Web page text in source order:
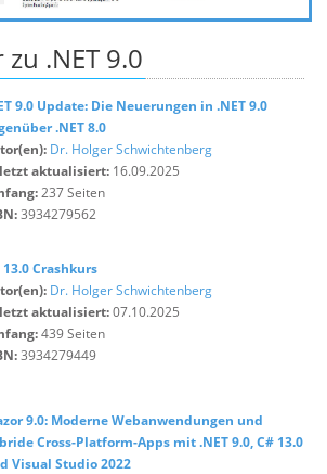
.NET 9.0
9.0 Update: Die Neuerungen in .NET 9.0
.NET 8.0
Dr. Holger Schwichtenberg
aktualisiert: 16.09.2025
237 Seiten
3934279562
13.0 Crashkurs
Dr. Holger Schwichtenberg
aktualisiert:07.10.2025
439 Seiten
3934279449
9.0: Moderne Webanwendungen und
Cross-Platform-Apps mit .NET 9.0, C# 13.0
Visual Studio 2022